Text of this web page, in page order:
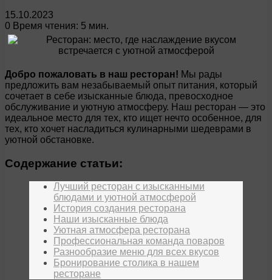
15.10.2023
0 Время чтения: 5 мин.
Добро пожаловать в наш ресторан! Мы рады
предложить вам незабываемый опыт питания, который
сочетает в себе изысканные блюда, превосходное
обслуживание и уютную атмосферу. Наш ресторан — это
идеальное место для тех, кто ищет нечто особенное, для
тех, кто хочет насладиться кулинарными шедеврами в
уютной обстановке.
Содержание статьи:
Лучший ресторан с изысканными
блюдами и уютной атмосферой
История создания ресторана
Наши изысканные блюда
Уютная атмосфера ресторана
Профессиональная команда поваров
Разнообразие меню для всех вкусов
Бронирование столика в нашем
ресторане